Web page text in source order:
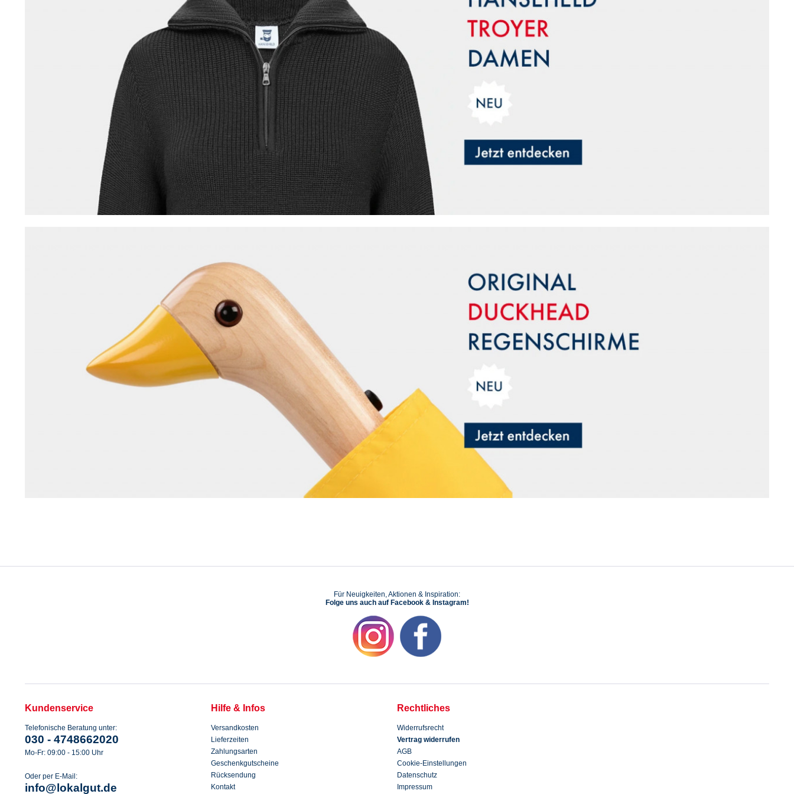
Für Neuigkeiten, Aktionen & Inspiration:
Folge uns auch auf Facebook & Instagram!
Kundenservice
Telefonische Beratung unter:
030 - 4748662020
Mo-Fr: 09:00 - 15:00 Uhr
Oder per E-Mail:
info@lokalgut.de
Hilfe & Infos
Versandkosten
Lieferzeiten
Zahlungsarten
Geschenkgutscheine
Rücksendung
Kontakt
Rechtliches
Widerrufsrecht
Vertrag widerrufen
AGB
Cookie-Einstellungen
Datenschutz
Impressum